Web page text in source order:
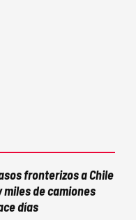
fronterizos a Chile
de camiones
días